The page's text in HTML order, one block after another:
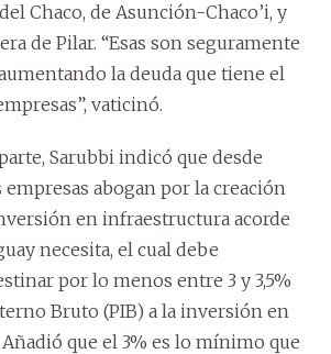
Chaco, de Asunción-Chaco’i, y
de Pilar. “Esas son seguramente
la deuda que tiene el
vaticinó.
Sarubbi indicó que desde
abogan por la creación
en infraestructura acorde
necesita, el cual debe
por lo menos entre 3 y 3,5%
Bruto (PIB) a la inversión en
Añadió que el 3% es lo mínimo que